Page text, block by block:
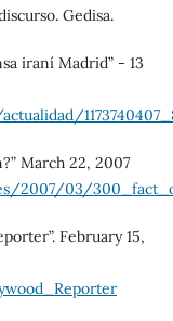
Gedisa.
iraní Madrid” - 13
March 22, 2007
2007/03/
February 15,